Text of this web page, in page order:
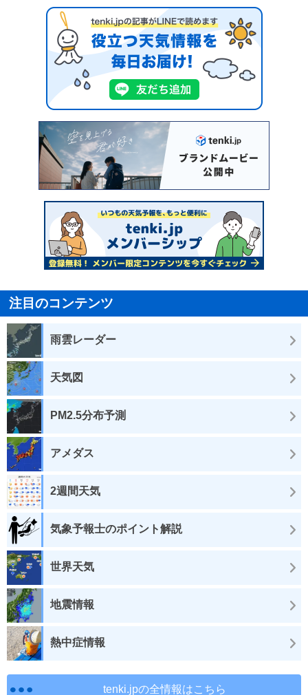
注目のコンテンツ
雨雲レーダー
天気図
PM2.5分布予測
アメダス
2週間天気
気象予報士のポイント解説
世界天気
地震情報
熱中症情報
tenki.jpの全情報はこちら